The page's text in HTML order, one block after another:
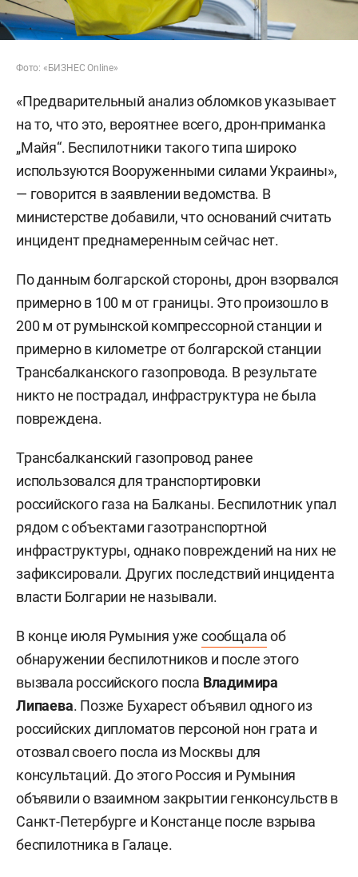
Фото: «БИЗНЕС Online»
«Предварительный анализ обломков указывает
на то, что это, вероятнее всего, дрон-приманка
„Майя“. Беспилотники такого типа широко
используются Вооруженными силами Украины»,
— говорится в заявлении ведомства. В
министерстве добавили, что оснований считать
инцидент преднамеренным сейчас нет.
По данным болгарской стороны, дрон взорвался
примерно в 100 м от границы. Это произошло в
200 м от румынской компрессорной станции и
примерно в километре от болгарской станции
Трансбалканского газопровода. В результате
никто не пострадал, инфраструктура не была
повреждена.
Трансбалканский газопровод ранее
использовался для транспортировки
российского газа на Балканы. Беспилотник упал
рядом с объектами газотранспортной
инфраструктуры, однако повреждений на них не
зафиксировали. Других последствий инцидента
власти Болгарии не называли.
В конце июля Румыния ужесообщалаоб
обнаружении беспилотников и после этого
вызвала российского посла Владимира
Липаева. Позже Бухарест объявил одного из
российских дипломатов персоной нон грата и
отозвал своего посла из Москвы для
консультаций. До этого Россия и Румыния
объявили о взаимном закрытии генконсульств в
Санкт-Петербурге и Констанце после взрыва
беспилотника в Галаце.